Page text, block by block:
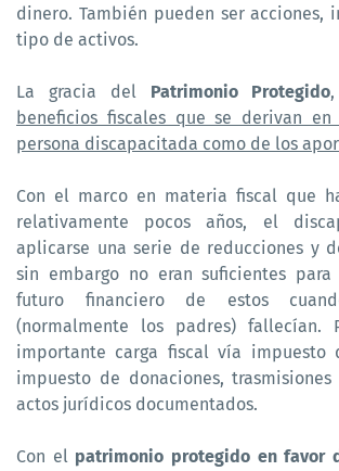
dinero. También pueden ser acciones,
tipo de activos.
La gracia del Patrimonio Protegido
beneficios fiscales que se derivan
persona discapacitada como de los
Con el marco en materia fiscal que
relativamente pocos años, el
aplicarse una serie de reducciones y
sin embargo no eran suficientes para
futuro financiero de estos
(normalmente los padres) fallecían.
importante carga fiscal vía impuesto
impuesto de donaciones,
actos jurídicos documentados.
Con el patrimonio protegido en favor